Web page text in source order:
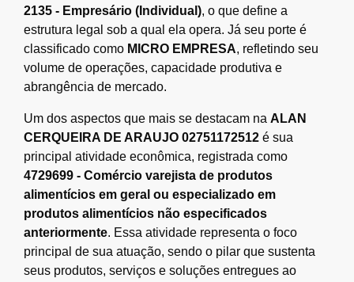
2135 - Empresário (Individual), o que define a
estrutura legal sob a qual ela opera. Já seu porte é
classificado como MICRO EMPRESA, refletindo seu
volume de operações, capacidade produtiva e
abrangência de mercado.
Um dos aspectos que mais se destacam na ALAN
CERQUEIRA DE ARAUJO 02751172512 é sua
principal atividade econômica, registrada como
4729699 - Comércio varejista de produtos
alimentícios em geral ou especializado em
produtos alimentícios não especificados
anteriormente. Essa atividade representa o foco
principal de sua atuação, sendo o pilar que sustenta
seus produtos, serviços e soluções entregues ao